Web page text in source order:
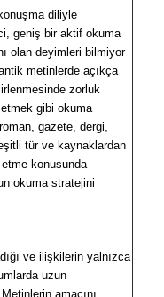
diliyle
geniş bir aktif okuma
olan deyimleri bilmiyor
metinlerde açıkça
zorluk
gibi okuma
gazete, dergi,
tür ve kaynaklardan
konusunda
okuma stratejini
ve ilişkilerin yalnızca
uzun
amacını